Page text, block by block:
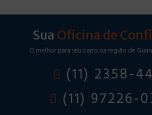
Sua Oficina de
O melhor para seu carro na região de
(11) 2358-
(11) 97226-